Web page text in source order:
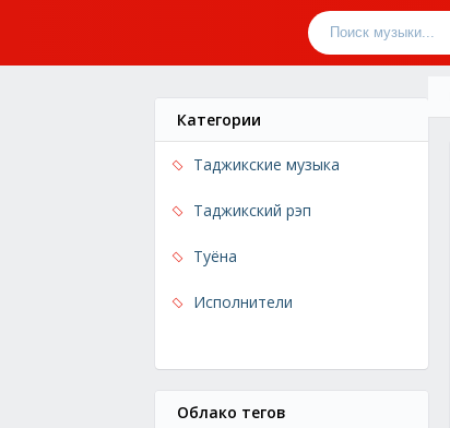
Категории
Таджикские музыка
Таджикский рэп
Туёна
Исполнители
Облако тегов